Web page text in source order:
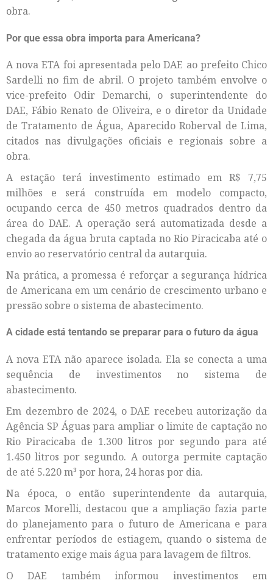
obra.
Por que essa obra importa para Americana?
A nova ETA foi apresentada pelo DAE ao prefeito Chico
Sardelli no fim de abril. O projeto também envolve o
vice-prefeito Odir Demarchi, o superintendente do
DAE, Fábio Renato de Oliveira, e o diretor da Unidade
de Tratamento de Água, Aparecido Roberval de Lima,
citados nas divulgações oficiais e regionais sobre a
obra.
A estação terá investimento estimado em R$ 7,75
milhões e será construída em modelo compacto,
ocupando cerca de 450 metros quadrados dentro da
área do DAE. A operação será automatizada desde a
chegada da água bruta captada no Rio Piracicaba até o
envio ao reservatório central da autarquia.
Na prática, a promessa é reforçar a segurança hídrica
de Americana em um cenário de crescimento urbano e
pressão sobre o sistema de abastecimento.
A cidade está tentando se preparar para o futuro da água
A nova ETA não aparece isolada. Ela se conecta a uma
sequência de investimentos no sistema de
abastecimento.
Em dezembro de 2024, o DAE recebeu autorização da
Agência SP Águas para ampliar o limite de captação no
Rio Piracicaba de 1.300 litros por segundo para até
1.450 litros por segundo. A outorga permite captação
de até 5.220 m³ por hora, 24 horas por dia.
Na época, o então superintendente da autarquia,
Marcos Morelli, destacou que a ampliação fazia parte
do planejamento para o futuro de Americana e para
enfrentar períodos de estiagem, quando o sistema de
tratamento exige mais água para lavagem de filtros.
O DAE também informou investimentos em